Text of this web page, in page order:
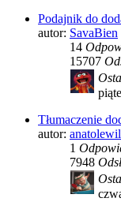
Podajnik do
autor: SavaBien
14
15707
Tłumaczenie
autor:
1
7948